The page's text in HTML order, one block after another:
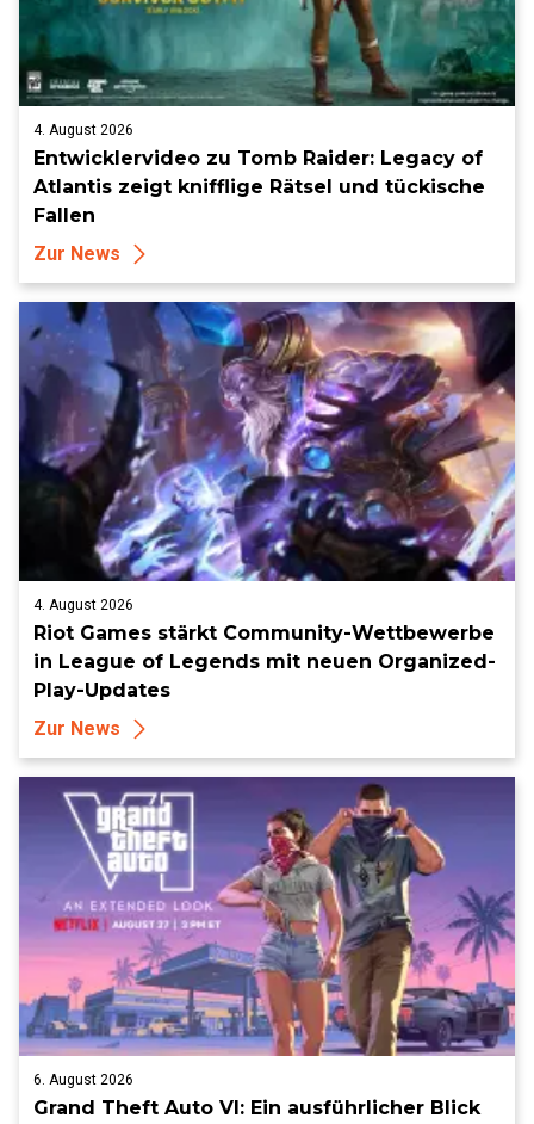
4. August 2026
Entwicklervideo zu Tomb Raider: Legacy of
Atlantis zeigt knifflige Rätsel und tückische
Fallen
Zur News
4. August 2026
Riot Games stärkt Community-Wettbewerbe
in League of Legends mit neuen Organized-
Play-Updates
Zur News
6. August 2026
Grand Theft Auto VI: Ein ausführlicher Blick